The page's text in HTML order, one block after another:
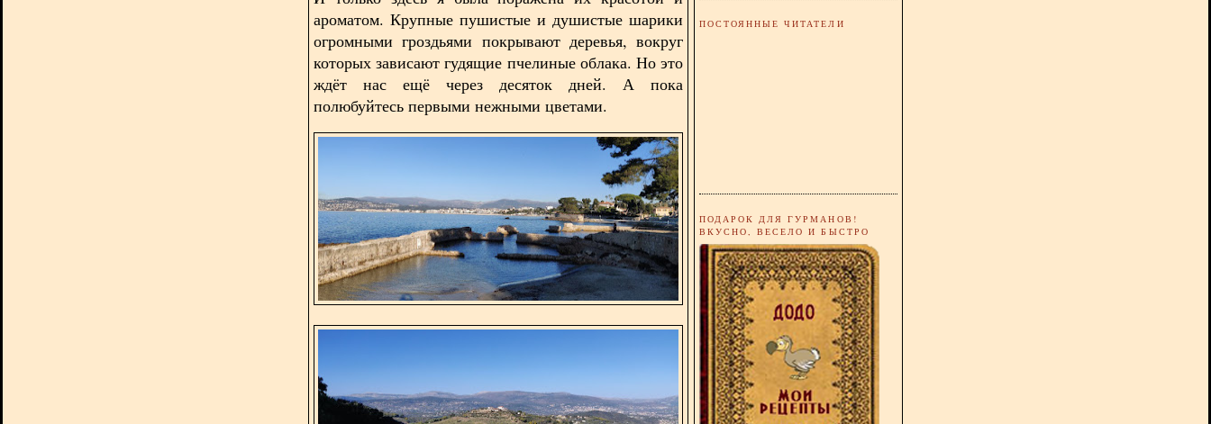
ароматом. Крупные пушистые и душистые шарики
огромными гроздьями покрывают деревья, вокруг
которых зависают гудящие пчелиные облака. Но это
ждёт нас ещё через десяток дней. А пока
полюбуйтесь первыми нежными цветами.
ПОСТОЯННЫЕ ЧИТАТЕЛИ
ПОДАРОК ДЛЯ ГУРМАНОВ!
ВКУСНО, ВЕСЕЛО И БЫСТРО